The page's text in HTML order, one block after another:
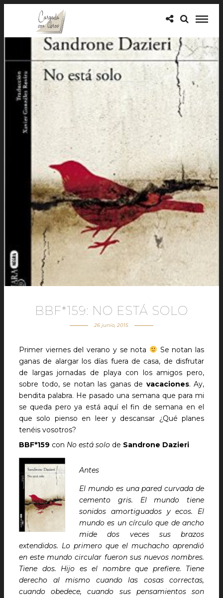
BBF*159: NO ESTÁ SOLO
26 junio, 2015
Primer viernes del verano y se nota
Se notan las
ganas de alargar los días fuera de casa, de disfrutar
de largas jornadas de playa con los amigos pero,
sobre todo, se notan las ganas de vacaciones. Ay,
bendita palabra. He pasado una semana que para mi
se queda pero ya está aquí el fin de semana en el
que solo pienso en leer y descansar ¿Qué planes
tenéis vosotros?
BBF*159 con No está solo de Sandrone Dazieri
Antes
El mundo es una pared curvada de
cemento gris. El mundo tiene
sonidos amortiguados y ecos. El
mundo es un círculo que de ancho
mide dos veces sus brazos
extendidos. Lo primero que el muchacho aprendió
en este mundo circular fueron sus nuevos nombres.
Tiene dos. Hijo es el nombre que prefiere. Tiene
derecho al mismo cuando las cosas correctas,
cuando obedece, cuando sus pensamientos son